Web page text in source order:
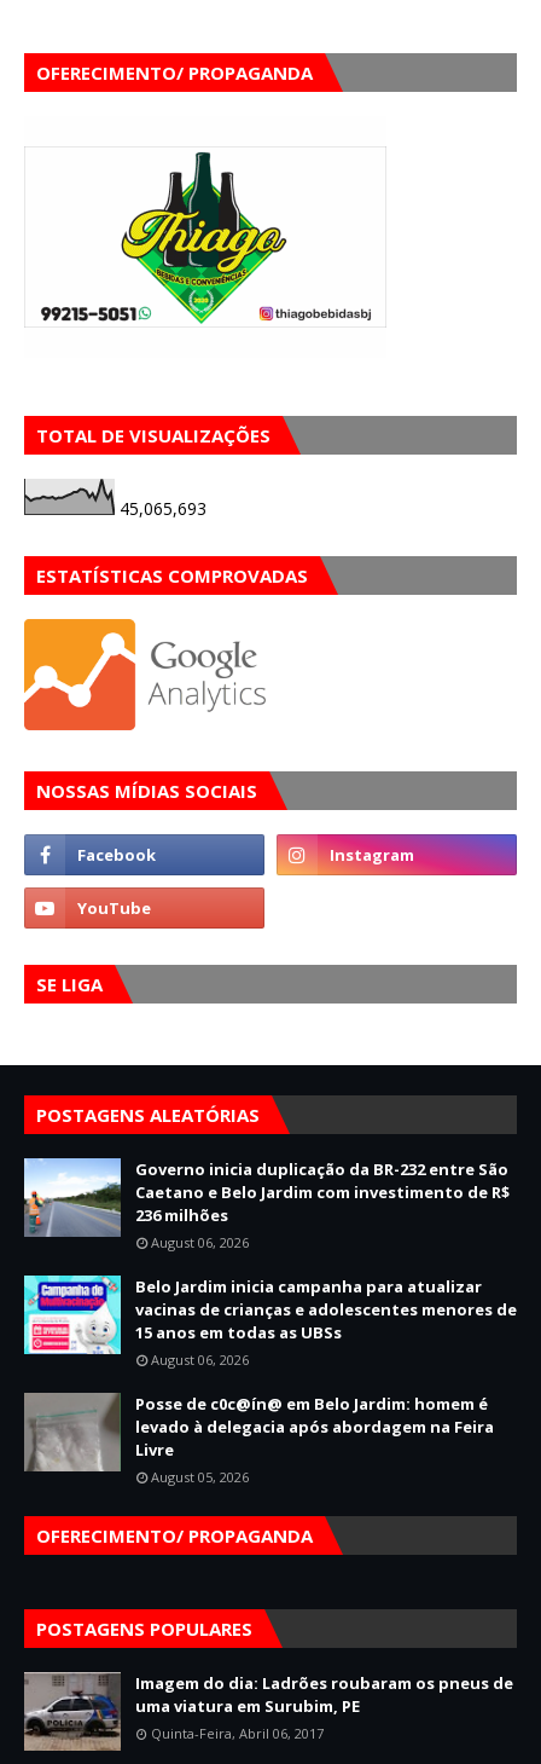
OFERECIMENTO/ PROPAGANDA
TOTAL DE VISUALIZAÇÕES
45,065,693
ESTATÍSTICAS COMPROVADAS
NOSSAS MÍDIAS SOCIAIS
SE LIGA
POSTAGENS ALEATÓRIAS
Governo inicia duplicação da BR-232 entre São
Caetano e Belo Jardim com investimento de R$
236 milhões
August 06, 2026
Belo Jardim inicia campanha para atualizar
vacinas de crianças e adolescentes menores de
15 anos em todas as UBSs
August 06, 2026
Posse de c0c@ín@ em Belo Jardim: homem é
levado à delegacia após abordagem na Feira
Livre
August 05, 2026
OFERECIMENTO/ PROPAGANDA
POSTAGENS POPULARES
Imagem do dia: Ladrões roubaram os pneus de
uma viatura em Surubim, PE
Quinta-Feira, Abril 06, 2017